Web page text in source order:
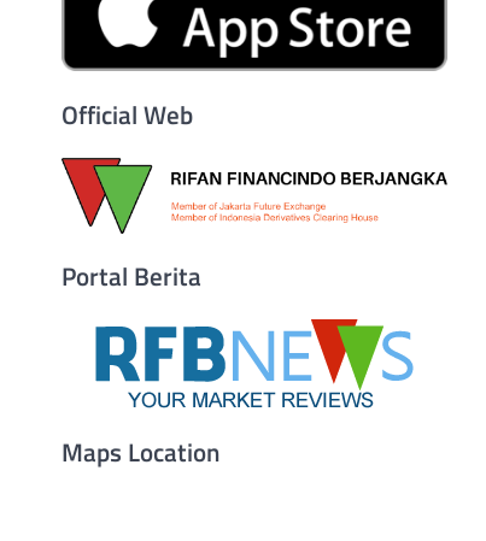
Official Web
Portal Berita
Maps Location